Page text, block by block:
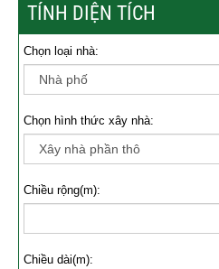
TÍNH DIỆN TÍCH
Chọn loại nhà:
Chọn hình thức xây nhà:
Chiều rộng(m):
Chiều dài(m):